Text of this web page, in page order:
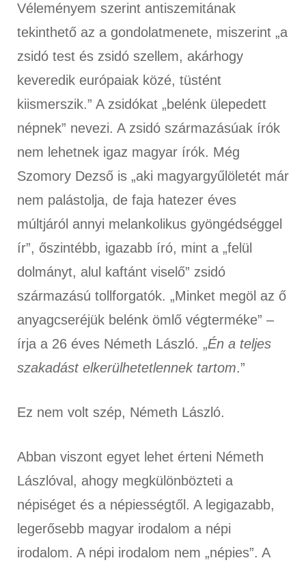
Véleményem szerint antiszemitának
tekinthető az a gondolatmenete, miszerint „a
zsidó test és zsidó szellem, akárhogy
keveredik európaiak közé, tüstént
kiismerszik.” A zsidókat „belénk ülepedett
népnek” nevezi. A zsidó származásúak írók
nem lehetnek igaz magyar írók. Még
Szomory Dezső is „aki magyargyűlöletét már
nem palástolja, de faja hatezer éves
múltjáról annyi melankolikus gyöngédséggel
ír”, őszintébb, igazabb író, mint a „felül
dolmányt, alul kaftánt viselő” zsidó
származású tollforgatók. „Minket megöl az ő
anyagcseréjük belénk ömlő végterméke” –
írja a 26 éves Németh László. „Én a teljes
szakadást elkerülhetetlennek tartom.”
Ez nem volt szép, Németh László.
Abban viszont egyet lehet érteni Németh
Lászlóval, ahogy megkülönbözteti a
népiséget és a népiességtől. A legigazabb,
legerősebb magyar irodalom a népi
irodalom. A népi irodalom nem „népies”. A